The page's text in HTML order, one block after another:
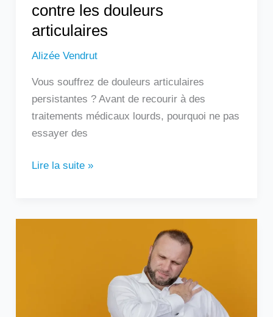
contre les douleurs
articulaires
Alizée Vendrut
Vous souffrez de douleurs articulaires
persistantes ? Avant de recourir à des
traitements médicaux lourds, pourquoi ne pas
essayer des
Lire la suite »